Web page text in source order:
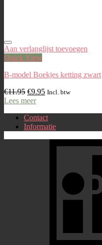
Aan verlanglijst toevoegen
Quick View
B-model Boekjes ketting zwart
€11.95 €9.95 Incl. btw
Lees meer
Contact
Informatie